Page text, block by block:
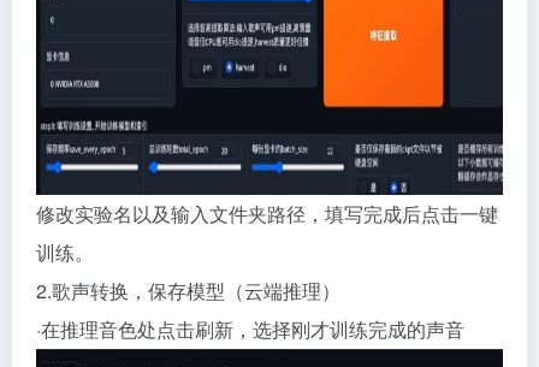
修改实验名以及输入文件夹路径，填写完成后点击一键
训练。
2.歌声转换，保存模型（云端推理）
·在推理音色处点击刷新，选择刚才训练完成的声音